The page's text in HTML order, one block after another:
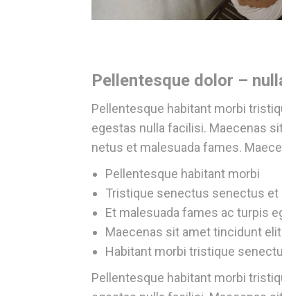
Pellentesque dolor –
Pellentesque habitant morbi
egestas nulla facilisi. Maecenas
netus et malesuada fames.
Pellentesque habitant morbi
Tristique senectus senectus et
Et malesuada fames ac turpis
Maecenas sit amet tincidunt elit
Habitant morbi tristique
Pellentesque habitant morbi